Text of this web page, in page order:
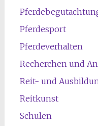
Pferdesport
Pferdeverhalten
Recherchen und
Reit- und
Reitkunst
Schulen